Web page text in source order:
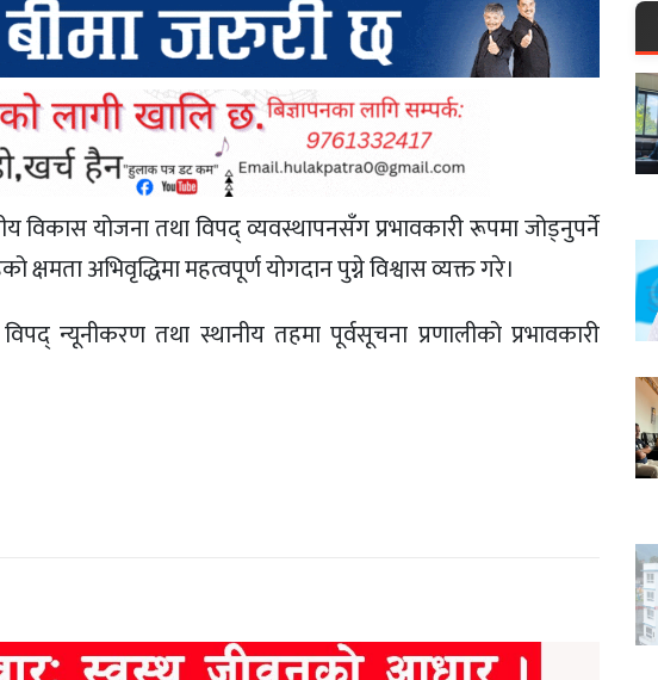
योजना तथा विपद् व्यवस्थापनसँग प्रभावकारी रूपमा जोड्नुपर्ने
अभिवृद्धिमा महत्वपूर्ण योगदान पुग्ने विश्वास व्यक्त गरे।
न्यूनीकरण तथा स्थानीय तहमा पूर्वसूचना प्रणालीको प्रभावकारी